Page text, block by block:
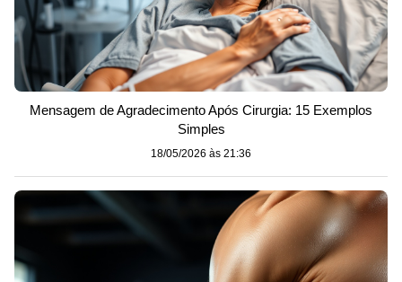
Mensagem de Agradecimento Após Cirurgia: 15 Exemplos
Simples
18/05/2026 às 21:36